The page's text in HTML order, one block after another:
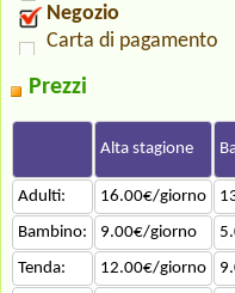
Negozio
Carta di pagamento
Prezzi
Alta stagione
Adulti: 16.00€/giorno
Bambino:
9.00€/giorno
Tenda:
12.00€/giorno